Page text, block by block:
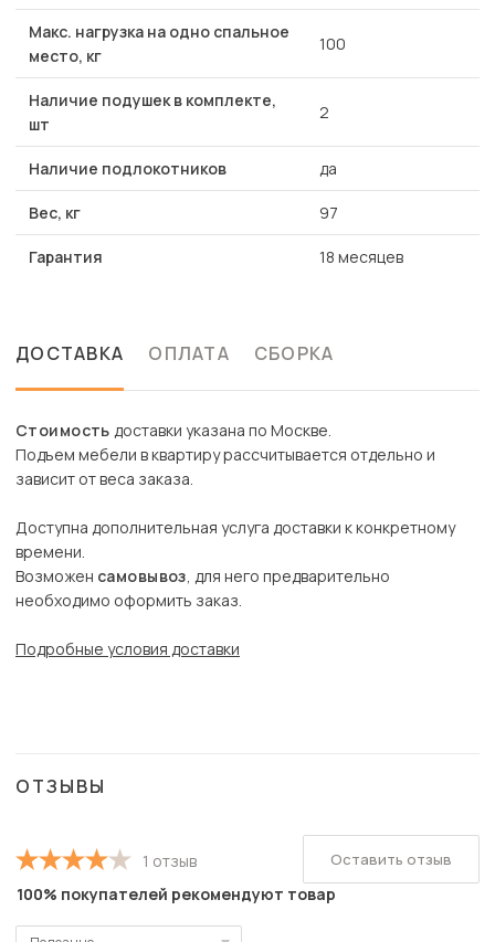
Макс. нагрузка на одно спальное
место, кг
100
Наличие подушек в комплекте,
шт
2
Наличие подлокотников да
Вес, кг 97
Гарантия 18 месяцев
ДОСТАВКА ОПЛАТА СБОРКА
Стоимость доставки указана по Москве.
Подъем мебели в квартиру рассчитывается отдельно и
зависит от веса заказа.
Доступна дополнительная услуга доставки к конкретному
времени.
Возможен самовывоз, для него предварительно
необходимо оформить заказ.
Подробные условия доставки
ОТЗЫВЫ
1 отзыв
100% покупателей рекомендуют товар
Оставить отзыв